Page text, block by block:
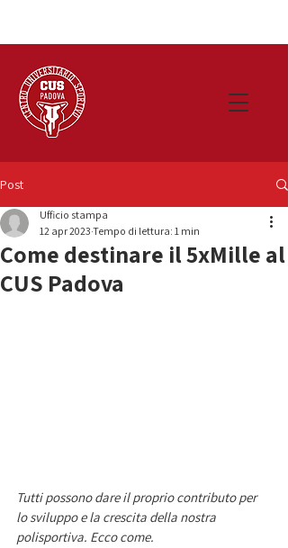
Post
Come destinare il 5xMille al
CUS Padova
Ufficio stampa
12 apr 2023 Tempo di lettura: 1 min
Tutti possono dare il proprio contributo per
lo sviluppo e la crescita della nostra
polisportiva. Ecco come.